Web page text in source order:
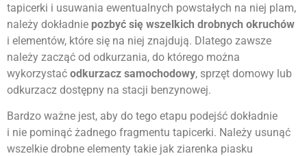
tapicerki i usuwania ewentualnych powstałych na niej plam,
należy dokładnie pozbyć się wszelkich drobnych okruchów
i elementów, które się na niej znajdują. Dlatego zawsze
należy zacząć od odkurzania, do którego można
wykorzystać odkurzacz samochodowy, sprzęt domowy lub
odkurzacz dostępny na stacji benzynowej.
Bardzo ważne jest, aby do tego etapu podejść dokładnie
i nie pominąć żadnego fragmentu tapicerki. Należy usunąć
wszelkie drobne elementy takie jak ziarenka piasku